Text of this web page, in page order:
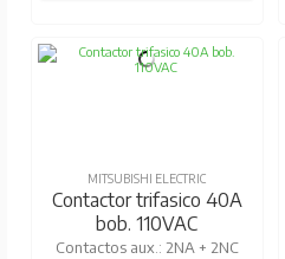
MITSUBISHI ELECTRIC
Contactor trifasico 40A
bob. 110VAC
Contactos aux.: 2NA + 2NC